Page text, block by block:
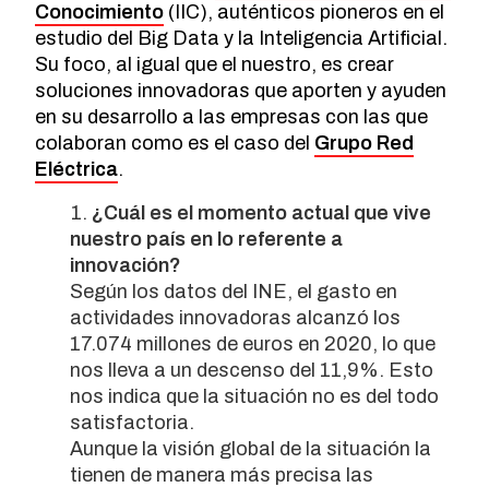
Conocimiento (IIC), auténticos pioneros en el
estudio del Big Data y la Inteligencia Artificial.
Su foco, al igual que el nuestro, es crear
soluciones innovadoras que aporten y ayuden
en su desarrollo a las empresas con las que
colaboran como es el caso del Grupo Red
Eléctrica.
¿Cuál es el momento actual que vive
nuestro país en lo referente a
innovación?
Según los datos del INE, el gasto en
actividades innovadoras alcanzó los
17.074 millones de euros en 2020, lo que
nos lleva a un descenso del 11,9%. Esto
nos indica que la situación no es del todo
satisfactoria.
Aunque la visión global de la situación la
tienen de manera más precisa las